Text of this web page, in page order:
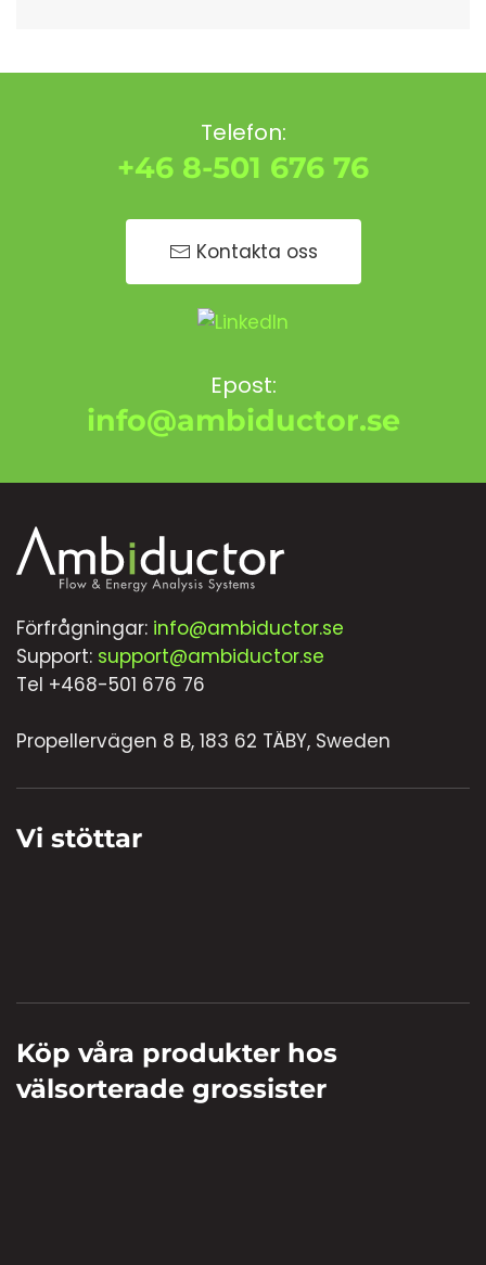
Telefon:
+46 8-501 676 76
Kontakta oss
Epost:
info@ambiductor.se
Förfrågningar: info@ambiductor.se
Support: support@ambiductor.se
Tel +468-501 676 76
Propellervägen 8 B, 183 62 TÄBY, Sweden
Vi stöttar
Köp våra produkter hos
välsorterade grossister